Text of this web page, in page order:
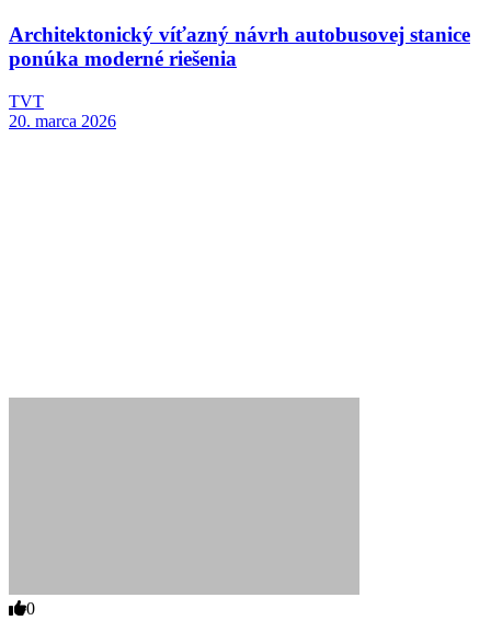
Architektonický víťazný návrh autobusovej stanice
ponúka moderné riešenia
TVT
20. marca 2026
0